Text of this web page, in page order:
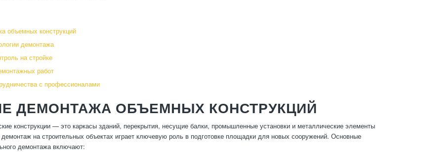
объемных конструкций
демонтажа
на стройке
работ
с профессионалами
ДЕМОНТАЖА ОБЪЕМНЫХ КОНСТРУКЦИЙ
конструкции — это каркасы зданий, перекрытия, несущие балки, промышленные установки и металлические элементы
на строительных объектах играет ключевую роль в подготовке площадки для новых сооружений. Основные
демонтажа включают: